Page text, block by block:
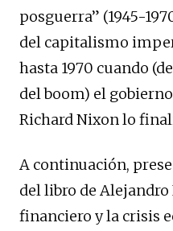
posguerra” (1945-
del capitalismo
hasta 1970 cuando
del boom) el
Richard Nixon lo
A continuación,
del libro de
financiero y la crisis